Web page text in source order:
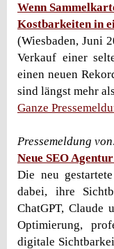
Wenn
Kostbarkeiten in
(Wiesbaden, Juni
Verkauf einer
einen neuen
sind längst mehr
Ganze
Pressemeldung
Neue SEO
Die neu
dabei, ihre
ChatGPT, Claude
Optimierung,
digitale